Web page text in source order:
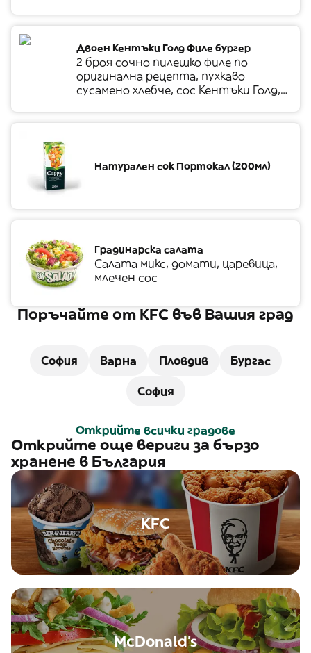
Двоен Кентъки Голд Филе бургер
2 броя сочно пилешко филе по
оригинална рецепта, пухкаво
сусамено хлебче, сос Кентъки Голд,
Натурален сок Портокал (200мл)
Градинарска салата
Салата микс, домати, царевица,
млечен сос
Поръчайте от KFC във Вашия град
София Варна Пловдив Бургас
София
Открийте всички градове
Открийте още вериги за бързо
хранене в България
KFC
McDonald's